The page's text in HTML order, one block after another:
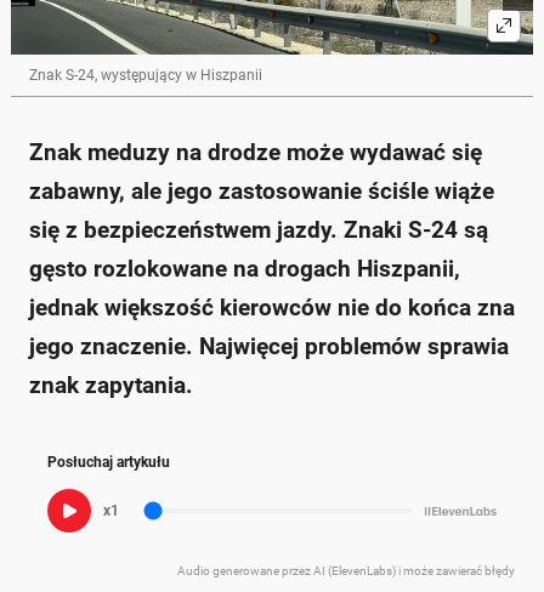
Nieznajomość przepisów dotyczących używania
świateł w tunelach może skutkować mandatem w
wysokości 200 euro.
Warto znać lokalne znaki drogowe, aby uniknąć
nieporozumień podczas podróży.
Zapytaj o więcej Onet Czat z AI
Znak S-24, występujący w Hiszpanii
Znak meduzy na drodze może wydawać się
zabawny, ale jego zastosowanie ściśle wiąże
się z bezpieczeństwem jazdy. Znaki S-24 są
gęsto rozlokowane na drogach Hiszpanii,
jednak większość kierowców nie do końca zna
jego znaczenie. Najwięcej problemów sprawia
znak zapytania.
Posłuchaj artykułu
x1
Audio generowane przez AI (ElevenLabs) i może zawierać błędy